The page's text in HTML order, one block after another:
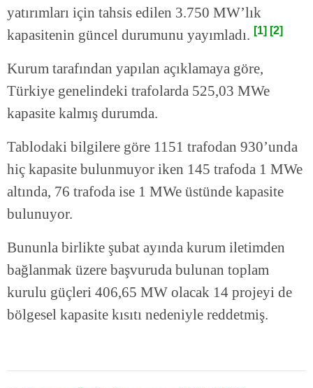
yatırımları için tahsis edilen 3.750 MW’lık
kapasitenin güncel durumunu yayımladı. [1] [2]
Kurum tarafından yapılan açıklamaya göre,
Türkiye genelindeki trafolarda 525,03 MWe
kapasite kalmış durumda.
Tablodaki bilgilere göre 1151 trafodan 930’unda
hiç kapasite bulunmuyor iken 145 trafoda 1 MWe
altında, 76 trafoda ise 1 MWe üstünde kapasite
bulunuyor.
Bununla birlikte şubat ayında kurum iletimden
bağlanmak üzere başvuruda bulunan toplam
kurulu güçleri 406,65 MW olacak 14 projeyi de
bölgesel kapasite kısıtı nedeniyle reddetmiş.